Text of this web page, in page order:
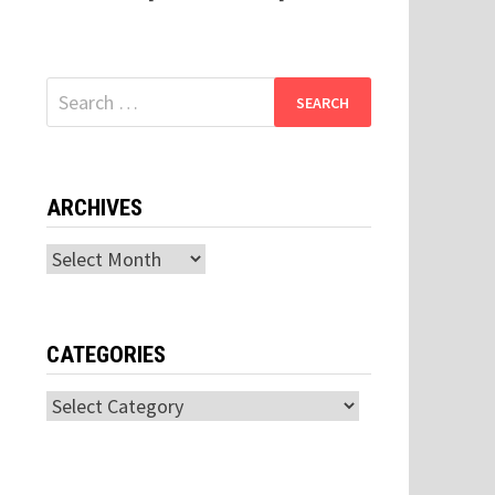
Search
for:
ARCHIVES
Archives
CATEGORIES
Categories